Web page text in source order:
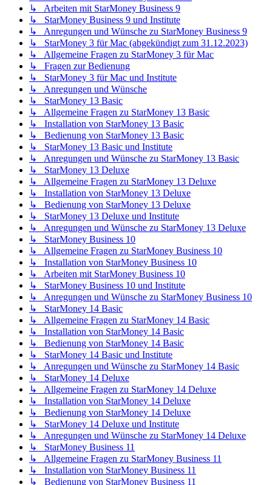
↳ Arbeiten mit StarMoney Business 9
↳ StarMoney Business 9 und Institute
↳ Anregungen und Wünsche zu StarMoney Business 9
↳ StarMoney 3 für Mac (abgekündigt zum 31.12.2023)
↳ Allgemeine Fragen zu StarMoney 3 für Mac
↳ Fragen zur Bedienung
↳ StarMoney 3 für Mac und Institute
↳ Anregungen und Wünsche
↳ StarMoney 13 Basic
↳ Allgemeine Fragen zu StarMoney 13 Basic
↳ Installation von StarMoney 13 Basic
↳ Bedienung von StarMoney 13 Basic
↳ StarMoney 13 Basic und Institute
↳ Anregungen und Wünsche zu StarMoney 13 Basic
↳ StarMoney 13 Deluxe
↳ Allgemeine Fragen zu StarMoney 13 Deluxe
↳ Installation von StarMoney 13 Deluxe
↳ Bedienung von StarMoney 13 Deluxe
↳ StarMoney 13 Deluxe und Institute
↳ Anregungen und Wünsche zu StarMoney 13 Deluxe
↳ StarMoney Business 10
↳ Allgemeine Fragen zu StarMoney Business 10
↳ Installation von StarMoney Business 10
↳ Arbeiten mit StarMoney Business 10
↳ StarMoney Business 10 und Institute
↳ Anregungen und Wünsche zu StarMoney Business 10
↳ StarMoney 14 Basic
↳ Allgemeine Fragen zu StarMoney 14 Basic
↳ Installation von StarMoney 14 Basic
↳ Bedienung von StarMoney 14 Basic
↳ StarMoney 14 Basic und Institute
↳ Anregungen und Wünsche zu StarMoney 14 Basic
↳ StarMoney 14 Deluxe
↳ Allgemeine Fragen zu StarMoney 14 Deluxe
↳ Installation von StarMoney 14 Deluxe
↳ Bedienung von StarMoney 14 Deluxe
↳ StarMoney 14 Deluxe und Institute
↳ Anregungen und Wünsche zu StarMoney 14 Deluxe
↳ StarMoney Business 11
↳ Allgemeine Fragen zu StarMoney Business 11
↳ Installation von StarMoney Business 11
↳ Bedienung von StarMoney Business 11